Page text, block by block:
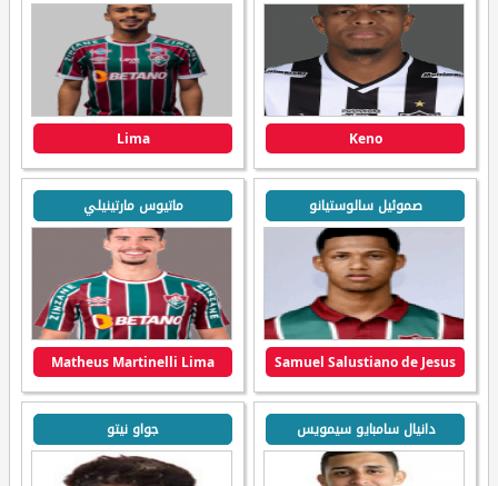
Keno
Lima
صموئيل سالوستيانو
Samuel Salustiano de Jesus
ماتيوس مارتينيلي
Matheus Martinelli Lima
دانيال سامبايو سيمويس جواو نيتو